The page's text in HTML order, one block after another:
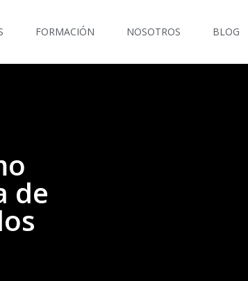
FORMACIÓN NOSOTROS BLOG
de